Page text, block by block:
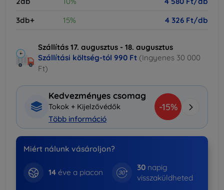
3db+
15% 4 326 Ft/db
Szállítás 17. augusztus - 18. augusztus
Szállítási költség-tól 990 Ft (Ingyenes 30 000
Ft)
Kedvezményes csomag
Tokok + Kijelzővédők
Több információ
-15%
Miért nálunk vásároljon?
14éve a piacon
30 napig
visszaküldheted